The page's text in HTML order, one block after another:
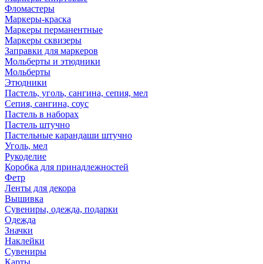
Фломастеры
Маркеры-краска
Маркеры перманентные
Маркеры сквизеры
Заправки для маркеров
Мольберты и этюдники
Мольберты
Этюдники
Пастель, уголь, сангина, сепия, мел
Сепия, сангина, соус
Пастель в наборах
Пастель штучно
Пастельные карандаши штучно
Уголь, мел
Рукоделие
Коробка для принадлежностей
Фетр
Ленты для декора
Вышивка
Сувениры, одежда, подарки
Одежда
Значки
Наклейки
Сувениры
Карты